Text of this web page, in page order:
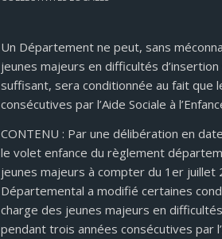
Un Département ne peut, sans
jeunes majeurs en difficultés
suffisant, sera conditionnée au fait que
consécutives par l’Aide Sociale à
CONTENU : Par une délibération en
le volet enfance du règlement
jeunes majeurs à compter du 1er juillet
Départemental a modifié certaines
charge des jeunes majeurs en
pendant trois années consécutives par